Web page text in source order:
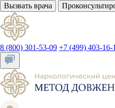
Вызвать врача
8 (800) 301-53-09 +7 (499) 403-16-